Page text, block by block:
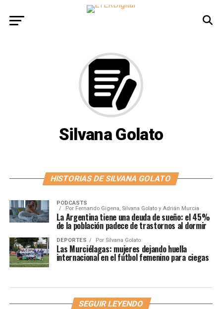
Silvana Golato
HISTORIAS DE SILVANA GOLATO
PODCASTS
Por Fernando Gigena, Silvana Golato y Adrián Murcia
La Argentina tiene una deuda de sueño: el 45%
de la población padece de trastornos al dormir
DEPORTES Por Silvana Golato
Las Murciélagas: mujeres dejando huella
internacional en el fútbol femenino para ciegas
SEGUIR LEYENDO